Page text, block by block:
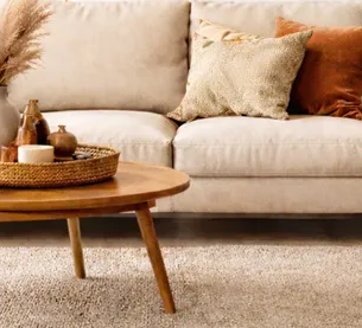
Richiedi